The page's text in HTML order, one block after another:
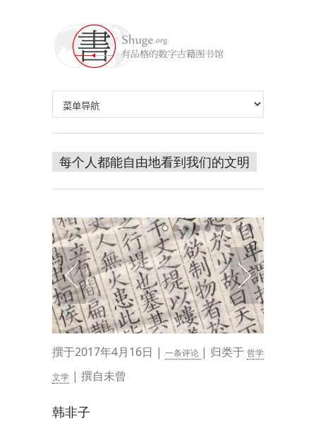
每个人都能自由地看到我们的文明
撰于2017年4月16日 | 一条评论 | 归类于 哲学
文学 | 撰自未曾
韩非子